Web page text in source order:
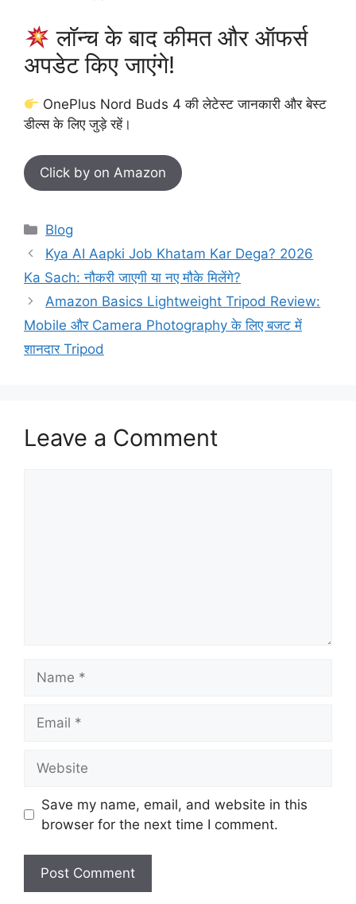
लॉन्च के बाद कीमत और ऑफर्स
अपडेट किए जाएंगे!
OnePlus Nord Buds 4 की लेटेस्ट जानकारी और बेस्ट
डील्स के लिए जुड़े रहें।
Click by on Amazon
Categories
Blog
Kya AI Aapki Job Khatam Kar Dega? 2026
Ka Sach: नौकरी जाएगी या नए मौके मिलेंगे?
Amazon Basics Lightweight Tripod Review:
Mobile और Camera Photography के लिए बजट में
शानदार Tripod
Leave a Comment
Save my name, email, and website in this
browser for the next time I comment.